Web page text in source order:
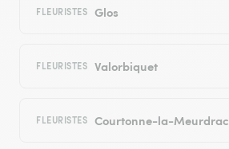
FLEURISTES Glos
FLEURISTES Valorbiquet
FLEURISTES Courtonne-la-Meurdrac